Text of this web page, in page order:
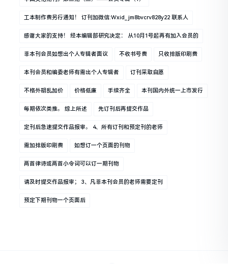
工本制作费另行通知！ 订刊加微信:wxid_jm8bvcrv828y22 联系人
感谢大家的支持！ 经本编辑部研究决定： 从10月1号起再有加入会员的
非本刊会员如想出个人专辑者面议 不收书号费 只收排版印刷费
本刊会员和编委老师有需出个人专辑者 订刊采取自愿
不格外胡乱加价 价格低廉 手续齐全 本刊国内外统一上市发行
每期依次类推。 综上所述 先订刊后再提交作品
定刊后急速提交作品报审。 4、所有订刊和预定刊的老师
需加排版印刷费 如想订一个页面的刊物
两首律诗或两首小令词可以订一期刊物
请及时提交作品报审； 3、凡非本刊会员的老师需要定刊
预定下期刊物一个页面后